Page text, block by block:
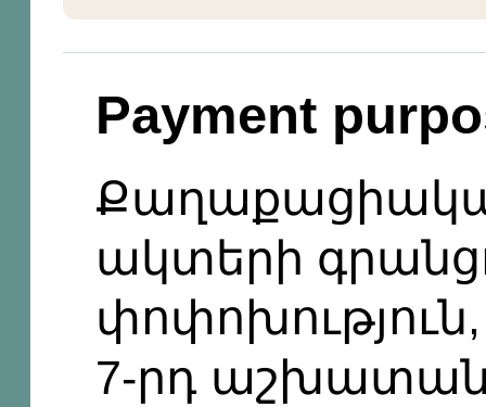
Payment
ակտերի
փոփոխություն,
7-րդ